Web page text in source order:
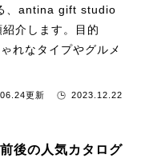
、antina gift studio
介します。目的
れなタイプやグルメ
更新 2023.12.22
後の人気カタログ